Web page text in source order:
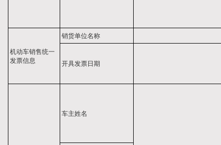
机动车销售统一
发票信息
销货单位名称
开具发票日期
车主姓名